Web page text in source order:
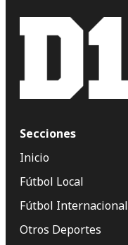
Secciones
Inicio
Fútbol Local
Fútbol Internacional
Otros Deportes